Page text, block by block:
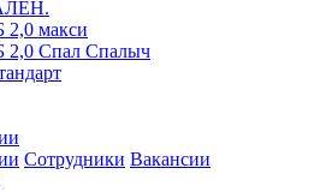
макси
2,0 Спал Спалыч
Сотрудники Вакансии